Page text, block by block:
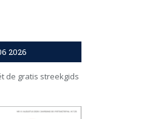
2026
de gratis streekgids